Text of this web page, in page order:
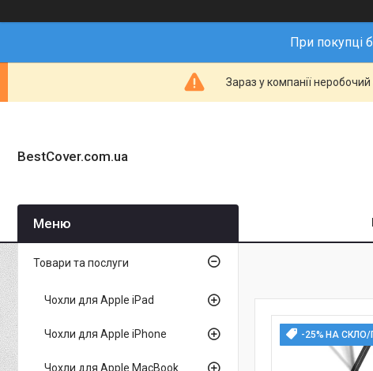
При покупці
Зараз у компанії
BestCover.com.ua
-25% НА СКЛО/
Товари та послуги
Чохли для Apple iPad
Чохли для Apple iPhone
Чохли для Apple MacBook